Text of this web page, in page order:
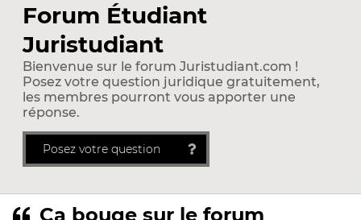
Forum Étudiant
Juristudiant
Bienvenue sur le forum Juristudiant.com !
Posez votre question juridique gratuitement,
les membres pourront vous apporter une
réponse.
Posez votre question
Ça bouge sur le forum